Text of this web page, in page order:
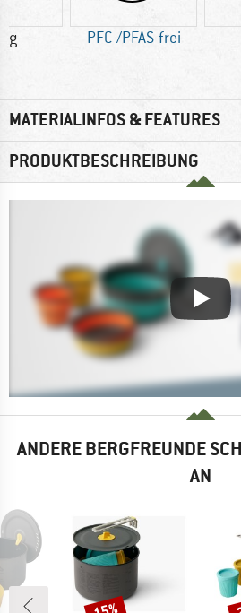
g PFC-/PFAS-frei
MATERIALINFOS & FEATURES
PRODUKTBESCHREIBUNG
ANDERE BERGFREUNDE
AN
Rabatt